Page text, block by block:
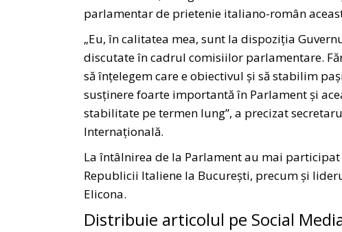
parlamentar de prietenie italiano-român
„Eu, în calitatea mea, sunt la dispoziția
discutate în cadrul comisiilor parlamentare.
să înțelegem care e obiectivul și să stabilim
susținere foarte importantă în Parlament și
stabilitate pe termen lung”, a precizat
Internațională.
La întâlnirea de la Parlament au mai
Republicii Italiene la București, precum și
Elicona.
Distribuie articolul pe Social